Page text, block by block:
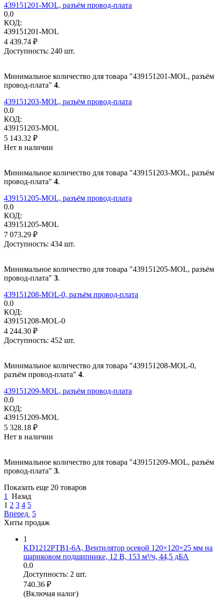
439151201-MOL, разъём провод-плата
0.0
КОД:
439151201-MOL
4 439.74 ₽
Доступность: 240 шт.
Минимальное количество для товара "439151201-MOL, разъём
провод-плата" 4.
439151203-MOL, разъём провод-плата
0.0
КОД:
439151203-MOL
5 143.32 ₽
Нет в наличии
Минимальное количество для товара "439151203-MOL, разъём
провод-плата" 4.
439151205-MOL, разъём провод-плата
0.0
КОД:
439151205-MOL
7 073.29 ₽
Доступность: 434 шт.
Минимальное количество для товара "439151205-MOL, разъём
провод-плата" 3.
439151208-MOL-0, разъём провод-плата
0.0
КОД:
439151208-MOL-0
4 244.30 ₽
Доступность: 452 шт.
Минимальное количество для товара "439151208-MOL-0,
разъём провод-плата" 4.
439151209-MOL, разъём провод-плата
0.0
КОД:
439151209-MOL
5 328.18 ₽
Нет в наличии
Минимальное количество для товара "439151209-MOL, разъём
провод-плата" 3.
Показать еще 20 товаров
1
Назад
1 2 3 4 5
Вперед 5
Хиты продаж
1
KD1212PTB1-6A, Вентилятор осевой 120×120×25 мм на
шариковом подшипнике, 12 В, 153 м³/ч, 44,5 дБА
0.0
Доступность: 2 шт.
740.36 ₽
(Включая налог)